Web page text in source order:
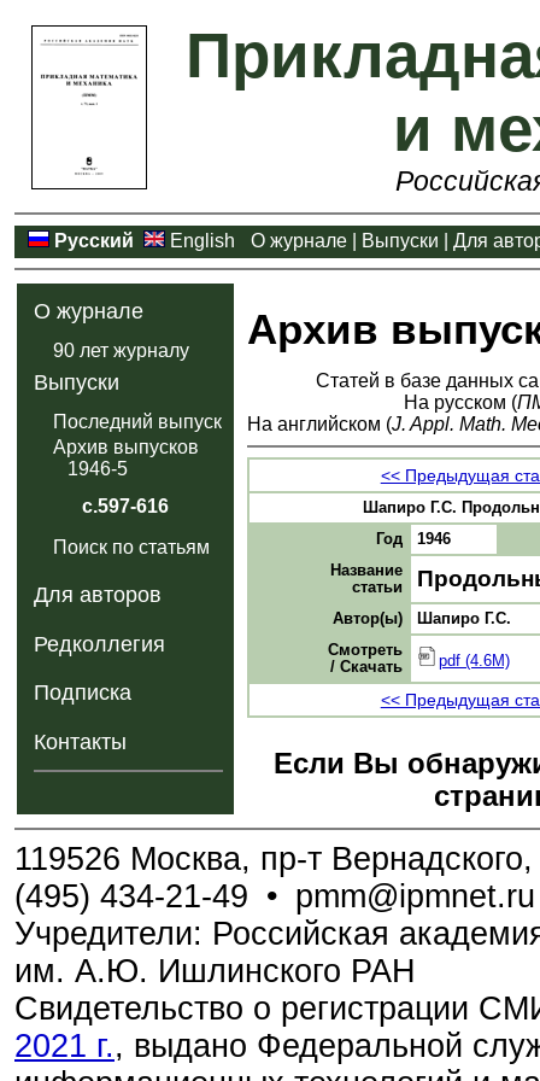
и
Русский English О журнале Выпуски Для
О журнале
90 лет журналу
Выпуски
Последний выпуск
Архив выпусков
1946-5
с.597-616
Поиск по статьям
Для авторов
Редколлегия
Подписка
Контакты
Архив
Статей в базе данных
На русском (
На английском (J. Appl. Math.
<< Предыдущая
Шапиро Г.С.
Год
1946
Название
статьи
Автор(ы)
Шапиро Г.С.
Смотреть
/ Скачать
pdf (4.6M)
<< Предыдущая
Если Вы
119526 Москва, пр-т
(495) 434-21-49 • pmm@ipmnet.ru
Учредители: Российская
им. А.Ю. Ишлинского РАН
Свидетельство о регистрации
2021 г., выдано Федеральной